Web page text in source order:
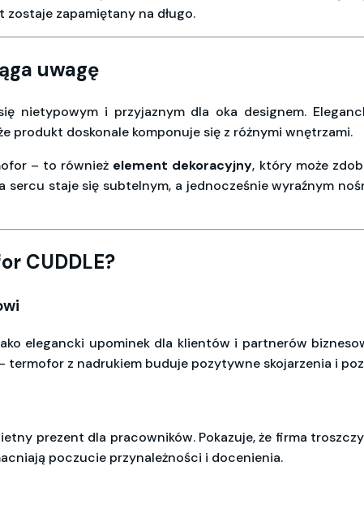
zapamiętany na długo.
uwagę
nietypowym i przyjaznym dla oka designem.
produkt doskonale komponuje się z różnymi wnętrzami.
– to również element dekoracyjny, który może
sercu staje się subtelnym, a jednocześnie wyraźnym
CUDDLE?
elegancki upominek dla klientów i partnerów
termofor z nadrukiem buduje pozytywne skojarzenia i
prezent dla pracowników. Pokazuje, że firma
poczucie przynależności i docenienia.